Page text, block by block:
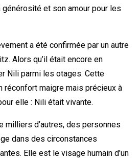
et son amour pour les
a été confirmée par un autre
Alors qu’il était encore en
Nili parmi les otages. Cette
réconfort maigre mais précieux à
elle : Nili était vivante.
milliers d’autres, des personnes
dans des circonstances
Elle est le visage humain d’un